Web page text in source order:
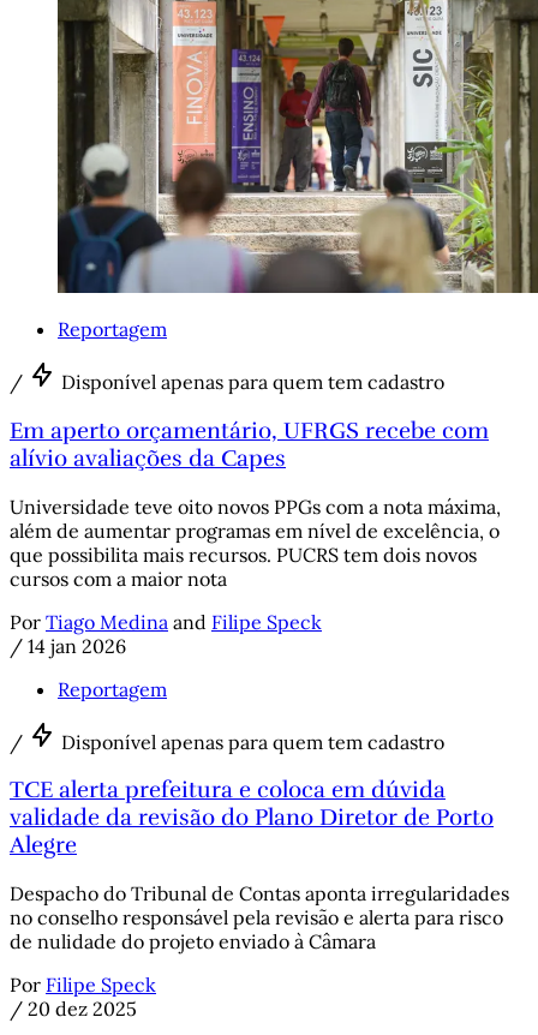
Reportagem
/ Disponível apenas para quem tem cadastro
Em aperto orçamentário, UFRGS recebe com
alívio avaliações da Capes
Universidade teve oito novos PPGs com a nota máxima,
além de aumentar programas em nível de excelência, o
que possibilita mais recursos. PUCRS tem dois novos
cursos com a maior nota
Por Tiago Medina and Filipe Speck
/ 14 jan 2026
Reportagem
/ Disponível apenas para quem tem cadastro
TCE alerta prefeitura e coloca em dúvida
validade da revisão do Plano Diretor de Porto
Alegre
Despacho do Tribunal de Contas aponta irregularidades
no conselho responsável pela revisão e alerta para risco
de nulidade do projeto enviado à Câmara
Por Filipe Speck
/ 20 dez 2025